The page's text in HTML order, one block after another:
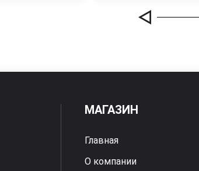
МАГАЗИН
Главная
О компании